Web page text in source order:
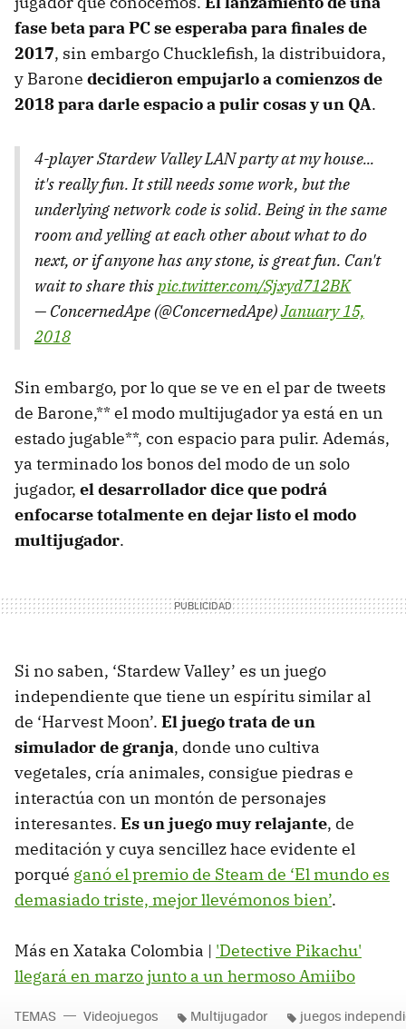
fase beta para PC se esperaba para finales de
2017, sin embargo Chucklefish, la distribuidora,
y Barone decidieron empujarlo a comienzos de
2018 para darle espacio a pulir cosas y un QA.
4-player Stardew Valley LAN party at my house...
it's really fun. It still needs some work, but the
underlying network code is solid. Being in the same
room and yelling at each other about what to do
next, or if anyone has any stone, is great fun. Can't
wait to share thispic.twitter.com/Sjxyd712BK
— ConcernedApe (@ConcernedApe)January 15,
2018
Sin embargo, por lo que se ve en el par de tweets
de Barone,** el modo multijugador ya está en un
estado jugable**, con espacio para pulir. Además,
ya terminado los bonos del modo de un solo
jugador, el desarrollador dice que podrá
enfocarse totalmente en dejar listo el modo
multijugador.
Si no saben, ‘Stardew Valley’ es un juego
independiente que tiene un espíritu similar al
de ‘Harvest Moon’. El juego trata de un
simulador de granja, donde uno cultiva
vegetales, cría animales, consigue piedras e
interactúa con un montón de personajes
interesantes. Es un juego muy relajante, de
meditación y cuya sencillez hace evidente el
porqué ganó el premio de Steam de ‘El mundo es
demasiado triste, mejor llevémonos bien’.
Más en Xataka Colombia | 'Detective Pikachu'
llegará en marzo junto a un hermoso Amiibo
TEMAS Videojuegos Multijugador juegos